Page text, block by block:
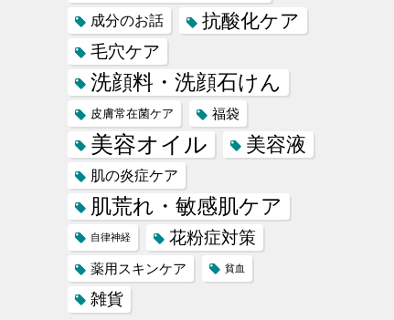
成分のお話 抗酸化ケア
毛穴ケア
洗顔料・洗顔石けん
皮膚常在菌ケア 福袋
美容オイル 美容液
肌の炎症ケア
肌荒れ・敏感肌ケア
自律神経 花粉症対策
薬用スキンケア 貧血
雑貨